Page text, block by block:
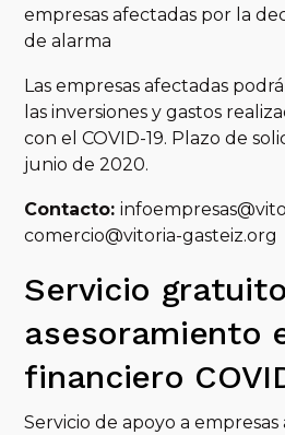
empresas afectadas por la
de alarma
Las empresas afectadas
las inversiones y gastos
con el COVID-19. Plazo de
junio de 2020.
Contacto:
comercio@vitoria-gasteiz.org
Servicio
asesoramiento
financiero
Servicio de apoyo a empresas